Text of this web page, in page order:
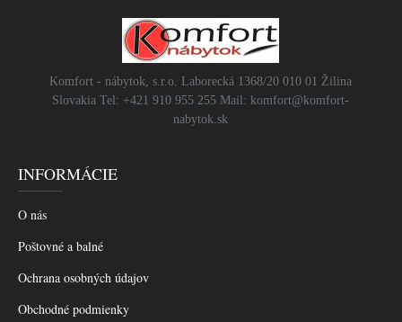
Komfort - nábytok, s.r.o. Laborecká 1368/20 010 01 Žilina
Slovakia Tel: +421 910 955 255 Mail: komfort@komfort-
nabytok.sk
INFORMÁCIE
O nás
Poštovné a balné
Ochrana osobných údajov
Obchodné podmienky